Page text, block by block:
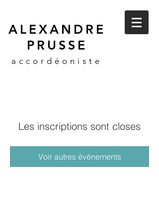
ALEXANDRE
PRUSSE
accordéoniste
Les inscriptions sont closes
Voir autres événements